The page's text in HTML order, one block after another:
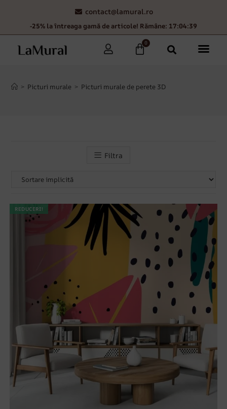
contact@lamural.ro
-25% la întreaga gamă de articole! Rămâne: 17:04:36
0
> Picturi murale > Picturi murale de perete 3D
Filtra
REDUCERI!